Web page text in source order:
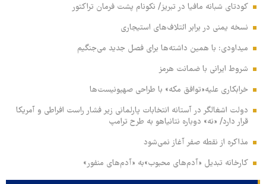
کودتای شبانه مافیا در تبریز/ نکونام پشت فرمان تراکتور
نسخه یمنی در برابر ائتلاف‌های استیجاری
میداودی: با همین داشته‌ها برای فصل جدید می‌جنگیم
شروط ایرانی با ضمانت هرمز
خرابکاری علیه«توافق مکه» با طراحی صهیونیست‌ها
دولت اشغالگر در آستانه انتخابات پارلمانی زیر فشار راست افراطی و آمریکا
قرار دارد/ «نه» دوباره نتانیاهو به طرح ترامپ
مذاکره از نقطه صفر آغاز نمی‌شود
کارخانه تبدیل «آدم‌های محبوب»به «آدم‌های منفور»